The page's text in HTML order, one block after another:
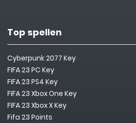
Top spellen
Cyberpunk 2077 Key
FIFA 23 PC Key
FIFA 23 PS4 Key
FIFA 23 Xbox One Key
FIFA 23 Xbox X Key
Fifa 23 Points